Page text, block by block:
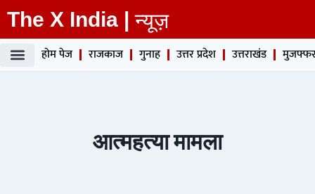
The X India | न्यूज़
होम पेज राजकाज गुनाह उत्तर प्रदेश उत्तराखंड
आत्महत्या मामला